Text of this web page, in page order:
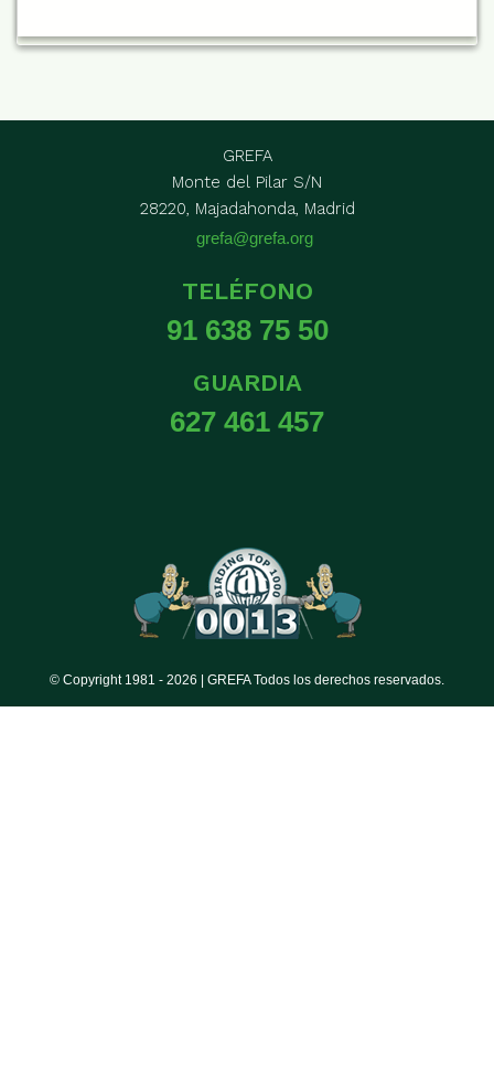
GREFA
Monte del Pilar S/N
28220, Majadahonda, Madrid
grefa@grefa.org
TELÉFONO
91 638 75 50
GUARDIA
627 461 457
© Copyright 1981 - 2026 | GREFA Todos los derechos reservados.